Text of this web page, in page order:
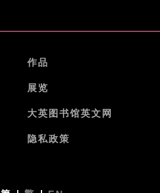
作品
展览
大英图书馆英文网
隐私政策